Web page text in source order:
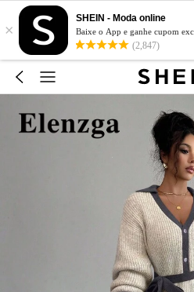
×
SHEIN - Moda online
Baixe o App e ganhe cupom
(2,847)